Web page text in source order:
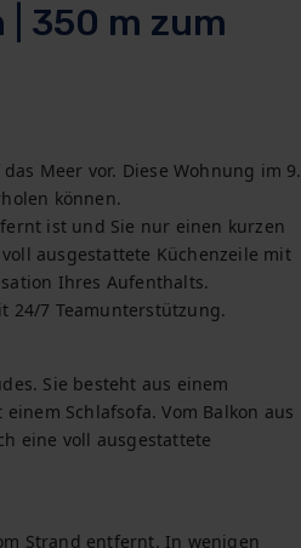
| 350 m zum
Meer vor. Diese Wohnung im 9.
können.
ist und Sie nur einen kurzen
ausgestattete Küchenzeile mit
Ihres Aufenthalts.
24/7 Teamunterstützung.
Sie besteht aus einem
Schlafsofa. Vom Balkon aus
eine voll ausgestattete
Strand entfernt. In wenigen